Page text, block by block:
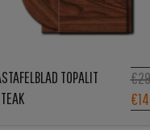
TOPALIT